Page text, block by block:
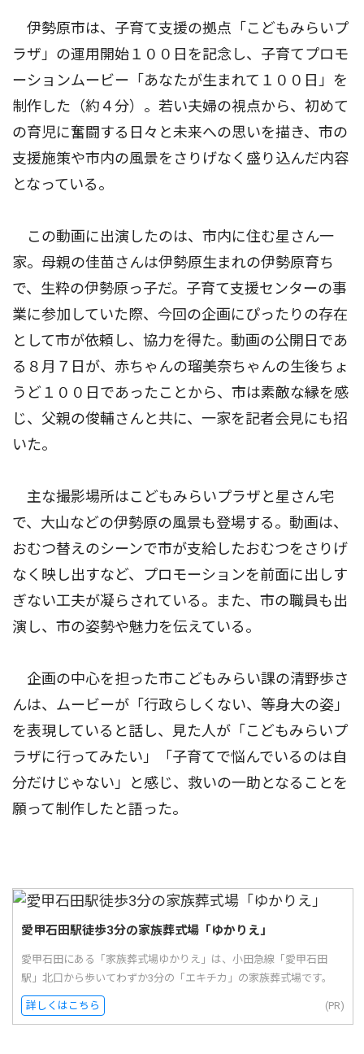
伊勢原市は、子育て支援の拠点「こどもみらいプ
ラザ」の運用開始１００日を記念し、子育てプロモ
ーションムービー「あなたが生まれて１００日」を
制作した（約４分）。若い夫婦の視点から、初めて
の育児に奮闘する日々と未来への思いを描き、市の
支援施策や市内の風景をさりげなく盛り込んだ内容
となっている。
この動画に出演したのは、市内に住む星さん一
家。母親の佳苗さんは伊勢原生まれの伊勢原育ち
で、生粋の伊勢原っ子だ。子育て支援センターの事
業に参加していた際、今回の企画にぴったりの存在
として市が依頼し、協力を得た。動画の公開日であ
る８月７日が、赤ちゃんの瑠美奈ちゃんの生後ちょ
うど１００日であったことから、市は素敵な縁を感
じ、父親の俊輔さんと共に、一家を記者会見にも招
いた。
主な撮影場所はこどもみらいプラザと星さん宅
で、大山などの伊勢原の風景も登場する。動画は、
おむつ替えのシーンで市が支給したおむつをさりげ
なく映し出すなど、プロモーションを前面に出しす
ぎない工夫が凝らされている。また、市の職員も出
演し、市の姿勢や魅力を伝えている。
企画の中心を担った市こどもみらい課の清野歩さ
んは、ムービーが「行政らしくない、等身大の姿」
を表現していると話し、見た人が「こどもみらいプ
ラザに行ってみたい」「子育てで悩んでいるのは自
分だけじゃない」と感じ、救いの一助となることを
願って制作したと語った。
愛甲石田駅徒歩3分の家族葬式場「ゆかりえ」
愛甲石田にある「家族葬式場ゆかりえ」は、小田急線「愛甲石田
駅」北口から歩いてわずか3分の「エキチカ」の家族葬式場です。
詳しくはこちら (PR)